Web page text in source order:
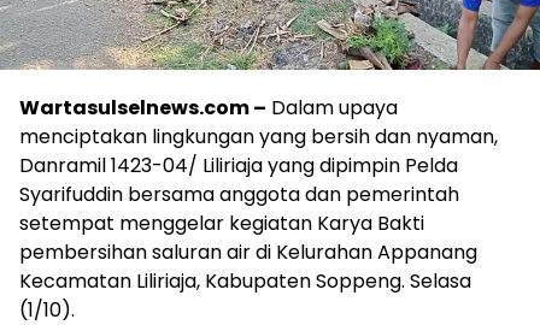
Wartasulselnews.com – Dalam upaya
menciptakan lingkungan yang bersih dan nyaman,
Danramil 1423-04/ Liliriaja yang dipimpin Pelda
Syarifuddin bersama anggota dan pemerintah
setempat menggelar kegiatan Karya Bakti
pembersihan saluran air di Kelurahan Appanang
Kecamatan Liliriaja, Kabupaten Soppeng. Selasa
(1/10).